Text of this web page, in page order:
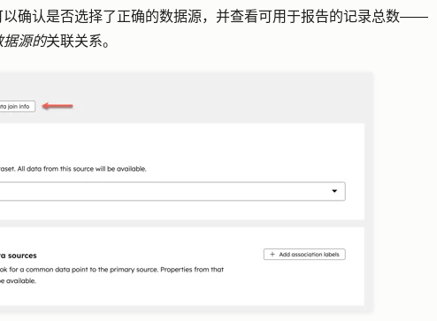
以确认是否选择了正确的数据源，并查看可用于报告的记录总数——
据源的关联关系。